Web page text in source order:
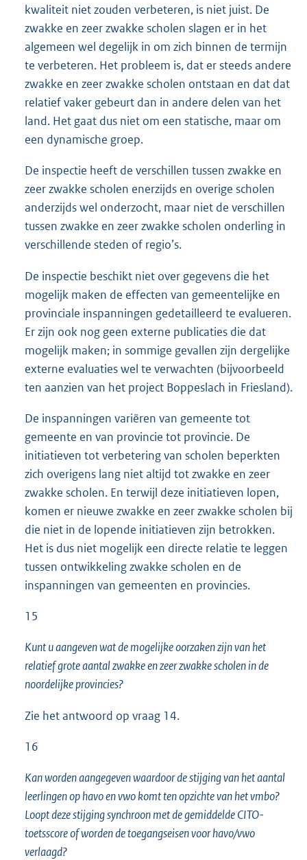
kwaliteit niet zouden verbeteren, is niet juist. De
zwakke en zeer zwakke scholen slagen er in het
algemeen wel degelijk in om zich binnen de termijn
te verbeteren. Het probleem is, dat er steeds andere
zwakke en zeer zwakke scholen ontstaan en dat dat
relatief vaker gebeurt dan in andere delen van het
land. Het gaat dus niet om een statische, maar om
een dynamische groep.
De inspectie heeft de verschillen tussen zwakke en
zeer zwakke scholen enerzijds en overige scholen
anderzijds wel onderzocht, maar niet de verschillen
tussen zwakke en zeer zwakke scholen onderling in
verschillende steden of regio’s.
De inspectie beschikt niet over gegevens die het
mogelijk maken de effecten van gemeentelijke en
provinciale inspanningen gedetailleerd te evalueren.
Er zijn ook nog geen externe publicaties die dat
mogelijk maken; in sommige gevallen zijn dergelijke
externe evaluaties wel te verwachten (bijvoorbeeld
ten aanzien van het project Boppeslach in Friesland).
De inspanningen variëren van gemeente tot
gemeente en van provincie tot provincie. De
initiatieven tot verbetering van scholen beperkten
zich overigens lang niet altijd tot zwakke en zeer
zwakke scholen. En terwijl deze initiatieven lopen,
komen er nieuwe zwakke en zeer zwakke scholen bij
die niet in de lopende initiatieven zijn betrokken.
Het is dus niet mogelijk een directe relatie te leggen
tussen ontwikkeling zwakke scholen en de
inspanningen van gemeenten en provincies.
15
Kunt u aangeven wat de mogelijke oorzaken zijn van het
relatief grote aantal zwakke en zeer zwakke scholen in de
noordelijke provincies?
Zie het antwoord op vraag 14.
16
Kan worden aangegeven waardoor de stijging van het aantal
leerlingen op havo en vwo komt ten opzichte van het vmbo?
Loopt deze stijging synchroon met de gemiddelde CITO-
toetsscore of worden de toegangseisen voor havo/vwo
verlaagd?